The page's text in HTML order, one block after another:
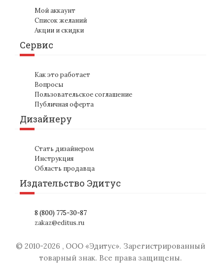
Мой аккаунт
Список желаний
Акции и скидки
Сервис
Как это работает
Вопросы
Пользовательское соглашение
Публичная оферта
Дизайнеру
Стать дизайнером
Инструкция
Область продавца
Издательство Эдитус
8 (800) 775-30-87
zakaz@editus.ru
© 2010-2026 , ООО «Эдитус». Зарегистрированный
товарный знак. Все права защищены.